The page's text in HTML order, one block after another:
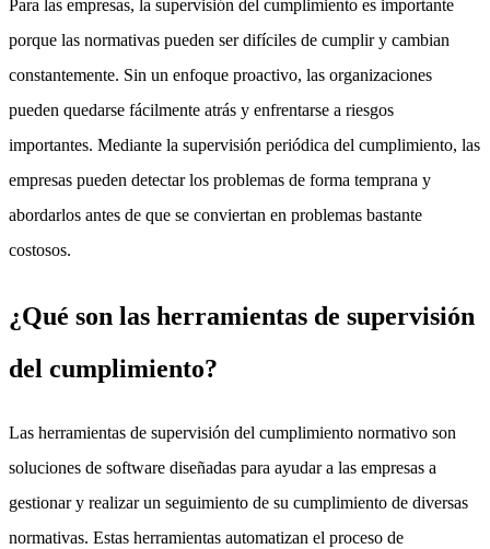
Para las empresas, la supervisión del cumplimiento es importante
porque las normativas pueden ser difíciles de cumplir y cambian
constantemente. Sin un enfoque proactivo, las organizaciones
pueden quedarse fácilmente atrás y enfrentarse a riesgos
importantes. Mediante la supervisión periódica del cumplimiento, las
empresas pueden detectar los problemas de forma temprana y
abordarlos antes de que se conviertan en problemas bastante
costosos.
¿Qué son las herramientas de supervisión
del cumplimiento?
Las herramientas de supervisión del cumplimiento normativo son
soluciones de software diseñadas para ayudar a las empresas a
gestionar y realizar un seguimiento de su cumplimiento de diversas
normativas. Estas herramientas automatizan el proceso de